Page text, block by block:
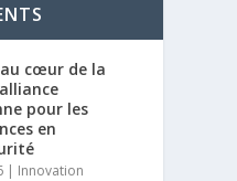
au cœur de la
pour les
en
| Innovation